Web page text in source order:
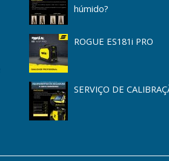
húmido?
ROGUE ES181i PRO
SERVIÇO DE